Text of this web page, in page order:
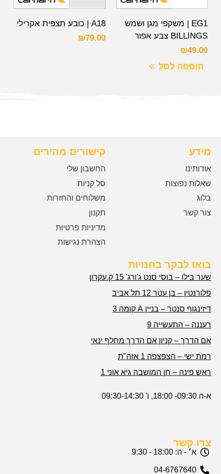
EG1 | משקפי מגן ושמש
BILLINGS צבע אפור
₪49.00
הוספה לסל
A18 | כובע תצפית אקרילי
₪79.00
מידע
אודותינו
שאלות נפוצות
בלוג
צור קשר
קישורים מהירים
החשבון שלי
סל קניות
משלוחים והחזרות
תקנון
מדיניות פרטיות
הצהרת נגישות
בואו לבקר בחנויות
שער בילו – בוסי סנט ג'ורג' 15 ק.עקרון
פלורנטין – בן עטר 12 תל אביב
דיזינגוף סנטר – בניין A קומה 3
רעננה – התעשייה 9
אם הדרך – קניון אם הדרך מחלף ינאי
רמת ישי – הצפצפה 1 אזה"ת
ראש פינה – חן המושבה גיא אוני 1
א-ה 09:30- 18:00, ו' 09:30-14:30
צרו קשר
א׳ - ה: 18:00 - 9:30
04-6767640